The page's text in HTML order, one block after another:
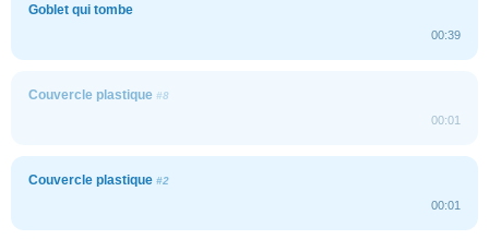
Goblet qui tombe
00:39
Couvercle plastique #8
00:01
Couvercle plastique #2
00:01